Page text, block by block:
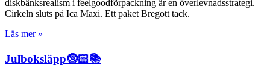
diskbänksrealism i feelgoodförpackning är en överlevnadsstrategi.
Cirkeln sluts på Ica Maxi. Ett paket Bregott tack.
Läs mer »
Julboksläpp🤶🏻📚